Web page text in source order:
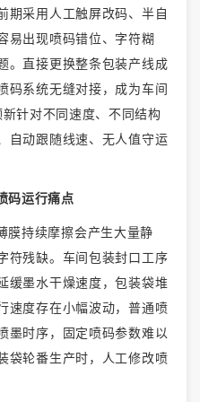
期采用人工触屏改码、半自
易出现喷码错位、字符糊
。直接更换整条包装产线成
码系统无缝对接，成为车间
针对不同速度、不同结构
自动跟随线速、无人值守运
码运行痛点
膜持续摩擦会产生大量静
符残缺。车间包装封口工序
缓墨水干燥速度，包装袋堆
速度存在小幅波动，普通喷
墨时序，固定喷码参数难以
袋轮番生产时，人工修改喷